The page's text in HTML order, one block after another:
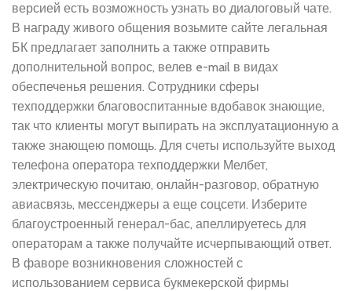
версией есть возможность узнать во диалоговый чате.
В награду живого общения возьмите сайте легальная
БК предлагает заполнить а также отправить
дополнительной вопрос, велев e-mail в видах
обеспеченья решения. Сотрудники сферы
техподдержки благовоспитанные вдобавок знающие,
так что клиенты могут выпирать на эксплуатационную а
также знающею помощь. Для счеты используйте выход
телефона оператора техподдержки Мелбет,
электрическую почитаю, онлайн-разговор, обратную
авиасвязь, мессенджеры а еще соцсети. Изберите
благоустроенный генерал-бас, апеллируетесь для
операторам а также получайте исчерпывающий ответ.
В фаворе возникновения сложностей с
использованием сервиса букмекерской фирмы